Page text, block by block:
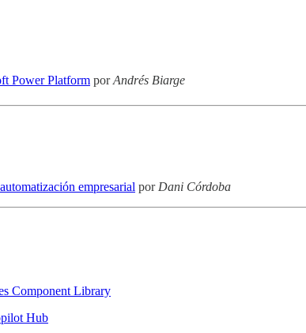
Power Platform porAndrés Biarge
empresarial por Dani Córdoba
Component Library
Hub